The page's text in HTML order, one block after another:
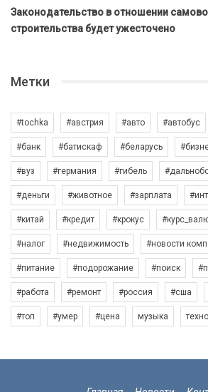
Законодательство в отношении
строительства будет ужесточено
Метки
#tochka #австрия #авто #автобус
#банк #батискаф #беларусь
#вуз #германия #гибель
#деньги #животное #зарплата
#китай #кредит #крокус
#налог #недвижимость #новости
#питание #подорожание #поиск
#работа #ремонт #россия #сша
#топ #умер #цена музыка